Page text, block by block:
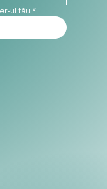
ul tău *